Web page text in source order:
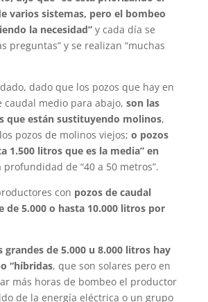
varios sistemas, pero el bombeo
la necesidad”y cada día se
preguntas” y se realizan “muchas
dado que los pozos que hay en
caudal medio para abajo, son las
que están sustituyendo molinos,
pozos de molinos viejos; o pozos
1.500 litros que es la media” en
profundidad de “40 a 50 metros”.
con pozos de caudal
de 5.000 o hasta 10.000 litros por
grandes de 5.000 u 8.000 litros hay
“híbridas, que son solares pero en
más horas de bombeo el productor
de la energía eléctrica o un grupo